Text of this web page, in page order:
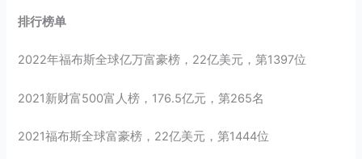
排行榜单
2022年福布斯全球亿万富豪榜，22亿美元，第1397位
2021新财富500富人榜，176.5亿元，第265名
2021福布斯全球富豪榜，22亿美元，第1444位